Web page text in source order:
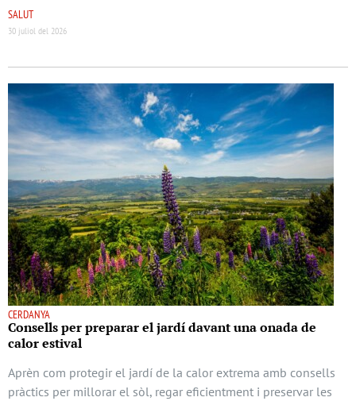
SALUT
30 juliol del 2026
CERDANYA
Consells per preparar el jardí davant una onada de
calor estival
Aprèn com protegir el jardí de la calor extrema amb consells
pràctics per millorar el sòl, regar eficientment i preservar les